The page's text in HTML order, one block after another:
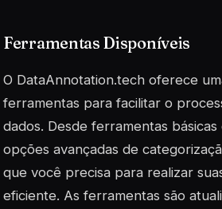
Ferramentas Disponíveis
O DataAnnotation.tech oferece
ferramentas para facilitar o
dados. Desde ferramentas
opções avançadas de
que você precisa para realizar
eficiente. As ferramentas são